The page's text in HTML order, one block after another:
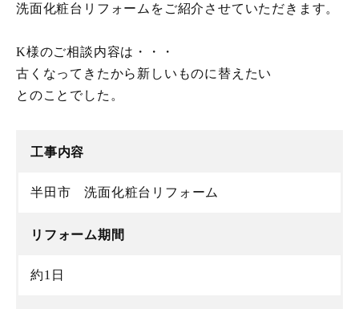
洗面化粧台リフォームをご紹介させていただきます。
K様のご相談内容は・・・
古くなってきたから新しいものに替えたい
とのことでした。
工事内容
半田市 洗面化粧台リフォーム
リフォーム期間
約1日